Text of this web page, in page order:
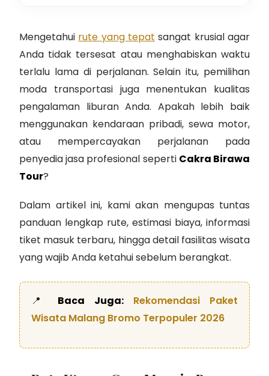
Mengetahui rute yang tepat sangat krusial agar
Anda tidak tersesat atau menghabiskan waktu
terlalu lama di perjalanan. Selain itu, pemilihan
moda transportasi juga menentukan kualitas
pengalaman liburan Anda. Apakah lebih baik
menggunakan kendaraan pribadi, sewa motor,
atau mempercayakan perjalanan pada
penyedia jasa profesional seperti Cakra Birawa
Tour?
Dalam artikel ini, kami akan mengupas tuntas
panduan lengkap rute, estimasi biaya, informasi
tiket masuk terbaru, hingga detail fasilitas wisata
yang wajib Anda ketahui sebelum berangkat.
📍 Baca Juga:
Rekomendasi Paket
Wisata Malang Bromo Terpopuler 2026